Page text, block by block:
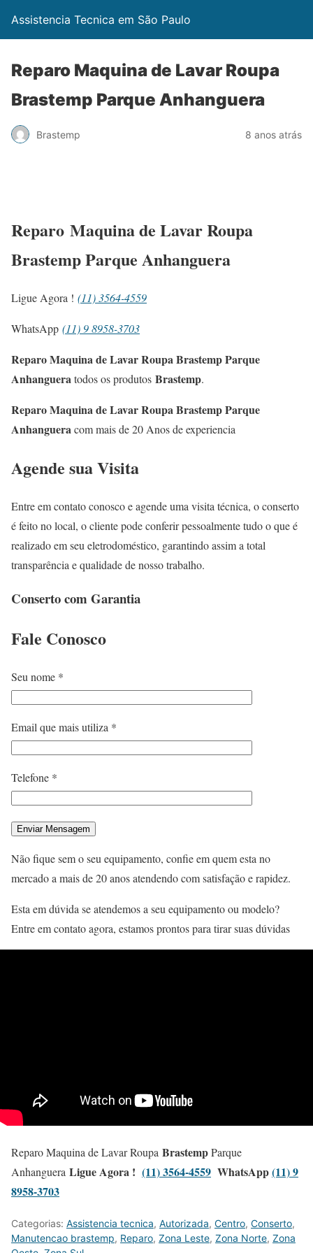
Assistencia Tecnica em São Paulo
Reparo Maquina de Lavar Roupa
Brastemp Parque Anhanguera
Brastemp 8 anos atrás
Reparo Maquina de Lavar Roupa
Brastemp Parque Anhanguera
Ligue Agora ! (11) 3564-4559
WhatsApp (11) 9 8958-3703
Reparo Maquina de Lavar Roupa Brastemp Parque
Anhangueratodos os produtos Brastemp.
Reparo Maquina de Lavar Roupa Brastemp Parque
Anhangueracom mais de 20 Anos de experiencia
Agende sua Visita
Entre em contato conosco e agende uma visita técnica, o conserto
é feito no local, o cliente pode conferir pessoalmente tudo o que é
realizado em seu eletrodoméstico, garantindo assim a total
transparência e qualidade de nosso trabalho.
Conserto com Garantia
Fale Conosco
Seu nome *
Email que mais utiliza *
Telefone *
Não fique sem o seu equipamento, confie em quem esta no
mercado a mais de 20 anos atendendo com satisfação e rapidez.
Esta em dúvida se atendemos a seu equipamento ou modelo?
Entre em contato agora, estamos prontos para tirar suas dúvidas
Reparo Maquina de Lavar Roupa BrastempParque
Anhanguera Ligue Agora ! (11) 3564-4559 WhatsApp(11) 9
8958-3703
Categorias: Assistencia tecnica, Autorizada, Centro, Conserto,
Manutencao brastemp, Reparo, Zona Leste, Zona Norte, Zona